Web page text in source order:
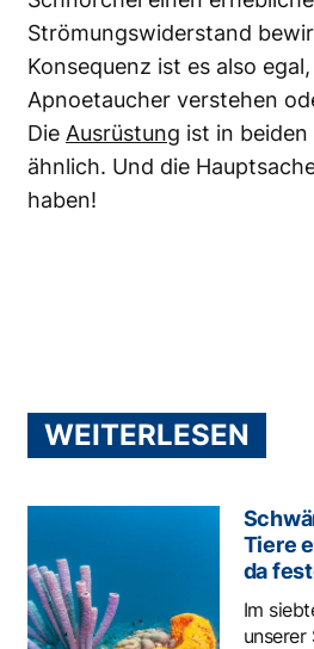
Strömungswiderstand
Konsequenz ist es also
Apnoetaucher verstehen
Die Ausrüstung ist in beiden
ähnlich. Und die
haben!
WEITERLESEN
Tiere
da
Im
unserer